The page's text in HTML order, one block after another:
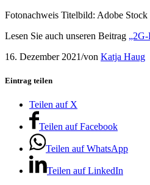
Fotonachweis Titelbild: Adobe Stock
Lesen Sie auch unseren Beitrag
16. Dezember 2021/von Katja Haug
Eintrag teilen
Teilen auf X
Teilen auf Facebook
Teilen auf WhatsApp
Teilen auf LinkedIn